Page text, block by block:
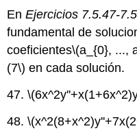
EnEjercicios 7.5.47-
fundamental de
coeficientes\(a_{0}, ...,
(7\) en cada solución.
47.
48.